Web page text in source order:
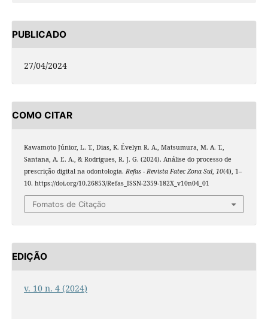
PUBLICADO
27/04/2024
COMO CITAR
Kawamoto Júnior, L. T., Dias, K. Évelyn R. A., Matsumura, M. A. T.,
Santana, A. E. A., & Rodrigues, R. J. G. (2024). Análise do processo de
prescrição digital na odontologia. Refas - Revista Fatec Zona Sul, 10(4), 1–
10. https://doi.org/10.26853/Refas_ISSN-2359-182X_v10n04_01
Fomatos de Citação
EDIÇÃO
v. 10 n. 4 (2024)